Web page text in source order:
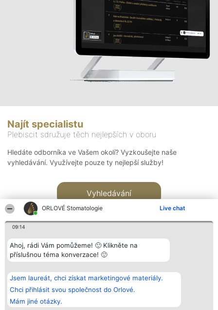
ORLOVÉ Stomatologie Live chat
09:14
Ahoj, rádi Vám pomůžeme! 🙂 Klikněte na
příslušnou téma konverzace! 🙂
Jsem laureát, chci získat marketingové materiály.
Chci přihlásit svou společnost do Orlové.
Mám jiné otázky.
Najít specialistu
Plebiscit sdružuje těch nejlepších v oboru
Hledáte odborníka ve Vašem okolí? Vyzkoušejte naše
vyhledávání. Využívejte pouze ty nejlepší služby!
Vyhledávání
Bright Side Solutions sp. z o.
o. sp. k.
ul. Ruska 22
Wrocław 50-079
KRS 0000749100 | Regon
381313360 | NIP 8943132676
Vítězové
Seznam všech
laureátů
Zásady
Zásady
Kontakt